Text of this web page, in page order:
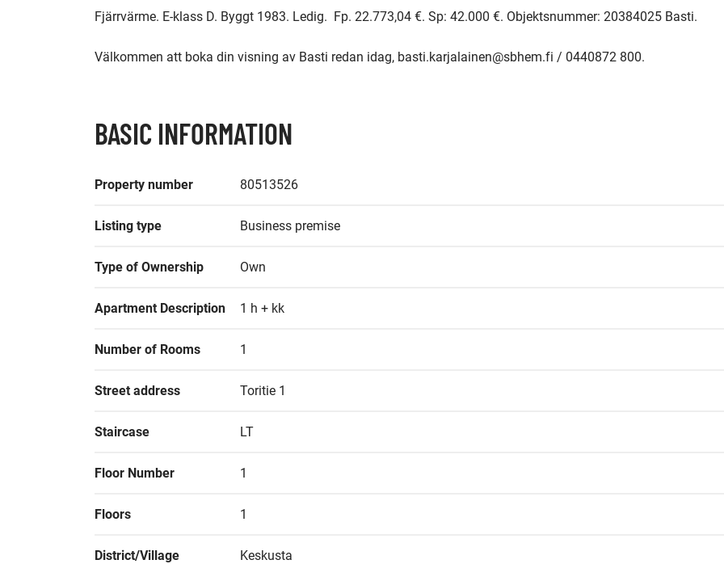
Fjärrvärme. E-klass D. Byggt 1983. Ledig.  Fp. 22.773,04 €. Sp: 42.000 €. Objektsnummer: 20384025 Basti.
Välkommen att boka din visning av Basti redan idag, basti.karjalainen@sbhem.fi / 0440872 800.
BASIC INFORMATION
Property number 80513526
Listing type Business premise
Type of Ownership Own
Apartment Description 1 h + kk
Number of Rooms 1
Street address Toritie 1
Staircase LT
Floor Number 1
Floors 1
District/Village Keskusta